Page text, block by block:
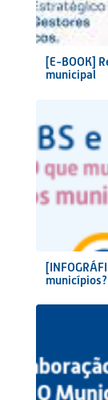
[E-BOOK]
municipal
municípios?